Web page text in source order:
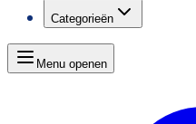
Categorieën
Menu openen